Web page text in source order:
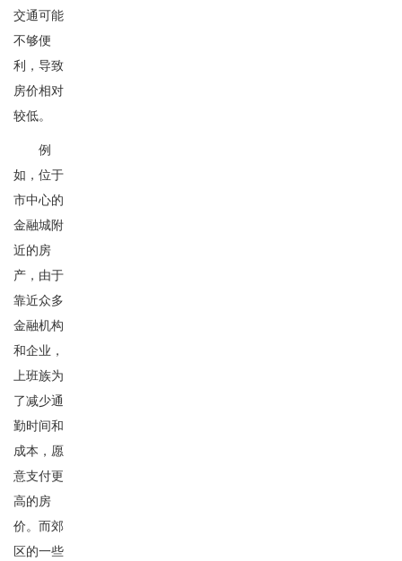
交通可能
不够便
利，导致
房价相对
较低。
例
如，位于
市中心的
金融城附
近的房
产，由于
靠近众多
金融机构
和企业，
上班族为
了减少通
勤时间和
成本，愿
意支付更
高的房
价。而郊
区的一些